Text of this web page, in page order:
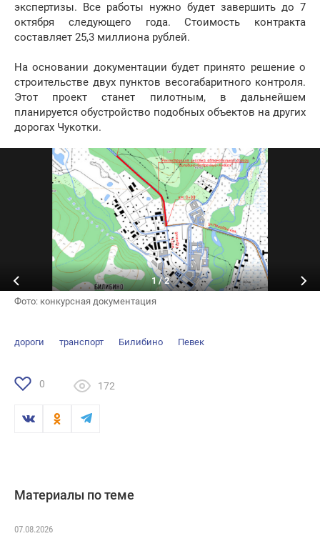
экспертизы. Все работы нужно будет завершить до 7
октября следующего года. Стоимость контракта
составляет 25,3 миллиона рублей.
На основании документации будет принято решение о
строительстве двух пунктов весогабаритного контроля.
Этот проект станет пилотным, в дальнейшем
планируется обустройство подобных объектов на других
дорогах Чукотки.
Фото: конкурсная документация
1/2
дороги транспорт Билибино Певек
0 172
Материалы по теме
07.08.2026